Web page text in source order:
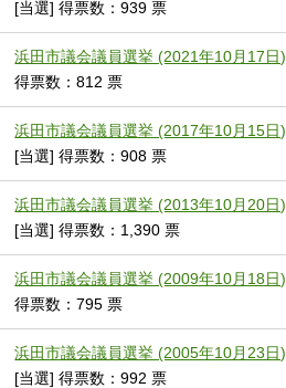
[当選] 得票数：939 票
浜田市議会議員選挙 (2021年10月17日)
得票数：812 票
浜田市議会議員選挙 (2017年10月15日)
[当選] 得票数：908 票
浜田市議会議員選挙 (2013年10月20日)
[当選] 得票数：1,390 票
浜田市議会議員選挙 (2009年10月18日)
得票数：795 票
浜田市議会議員選挙 (2005年10月23日)
[当選] 得票数：992 票